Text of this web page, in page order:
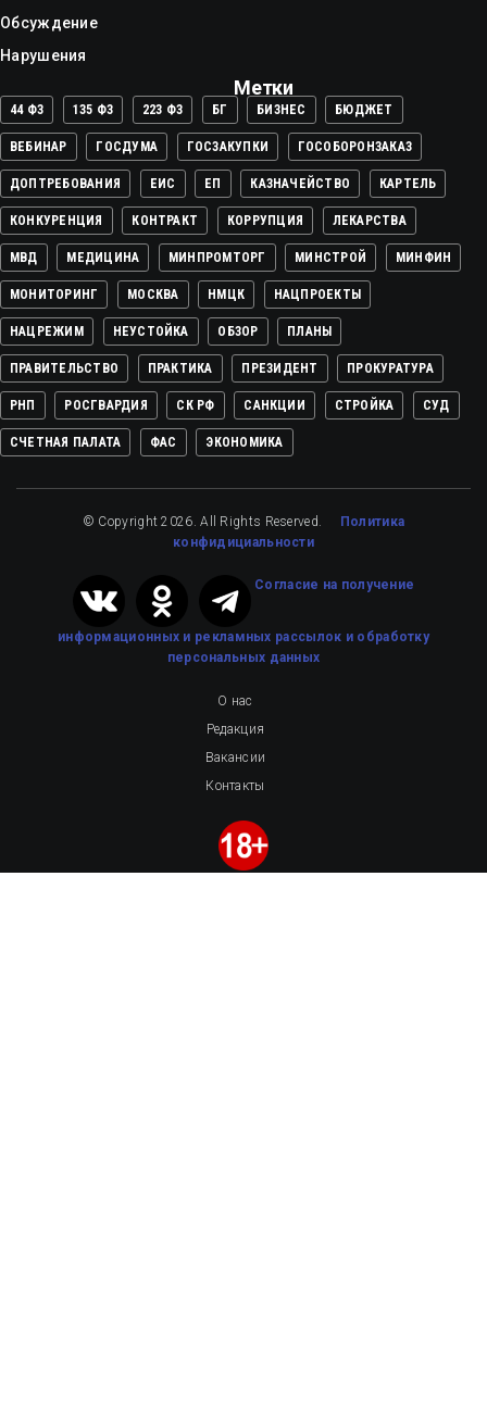
Обсуждение
Нарушения
Метки
44 ФЗ 135 ФЗ 223 ФЗ БГ БИЗНЕС БЮДЖЕТ
ВЕБИНАР ГОСДУМА ГОСЗАКУПКИ ГОСОБОРОНЗАКАЗ
ДОПТРЕБОВАНИЯ ЕИС ЕП КАЗНАЧЕЙСТВО КАРТЕЛЬ
КОНКУРЕНЦИЯ КОНТРАКТ КОРРУПЦИЯ ЛЕКАРСТВА
МВД МЕДИЦИНА МИНПРОМТОРГ МИНСТРОЙ МИНФИН
МОНИТОРИНГ МОСКВА НМЦК НАЦПРОЕКТЫ
НАЦРЕЖИМ НЕУСТОЙКА ОБЗОР ПЛАНЫ
ПРАВИТЕЛЬСТВО ПРАКТИКА ПРЕЗИДЕНТ ПРОКУРАТУРА
РНП РОСГВАРДИЯ СК РФ САНКЦИИ СТРОЙКА СУД
СЧЕТНАЯ ПАЛАТА ФАС ЭКОНОМИКА
© Copyright 2026. All Rights Reserved. Политика
конфидициальности
Cогласие на получение
информационных и рекламных рассылок и обработку
персональных данных
О нас
Редакция
Вакансии
Контакты